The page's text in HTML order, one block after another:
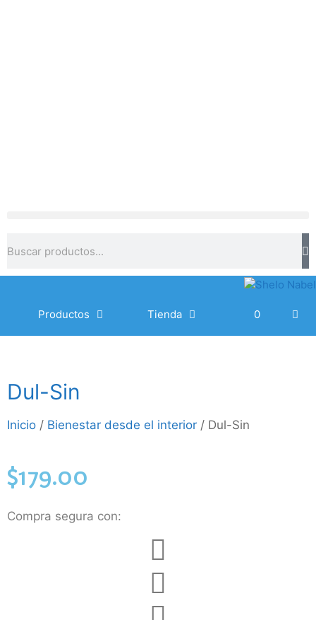
Productos Tienda 0
Dul-Sin
Inicio / Bienestar desde el interior / Dul-Sin
$179.00
Compra segura con: